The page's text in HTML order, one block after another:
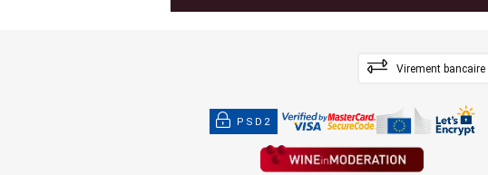
Virement bancaire
PSD2